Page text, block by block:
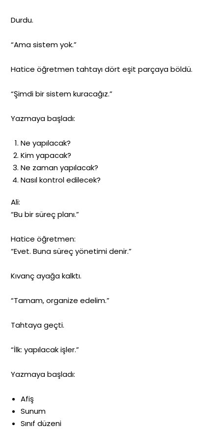
Durdu.
“Ama sistem yok.”
Hatice öğretmen tahtayı dört eşit parçaya böldü.
“Şimdi bir sistem kuracağız.”
Yazmaya başladı:
Ne yapılacak?
Kim yapacak?
Ne zaman yapılacak?
Nasıl kontrol edilecek?
Ali:
“Bu bir süreç planı.”
Hatice öğretmen:
“Evet. Buna süreç yönetimi denir.”
Kıvanç ayağa kalktı.
“Tamam, organize edelim.”
Tahtaya geçti.
“İlk: yapılacak işler.”
Yazmaya başladı:
Afiş
Sunum
Sınıf düzeni